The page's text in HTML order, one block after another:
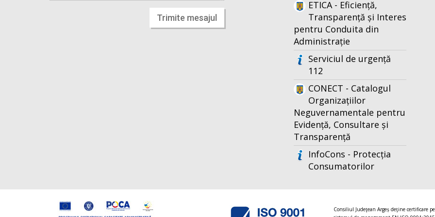
Trimite mesajul
ETICA - Eficiență,
Transparență și Interes
pentru Conduita din
Administrație
Serviciul de urgență
112
CONECT - Catalogul
Organizațiilor
Neguvernamentale pentru
Evidență, Consultare și
Transparență
InfoCons - Protecția
Consumatorilor
Consiliul Judeţean Argeș deţine certificare